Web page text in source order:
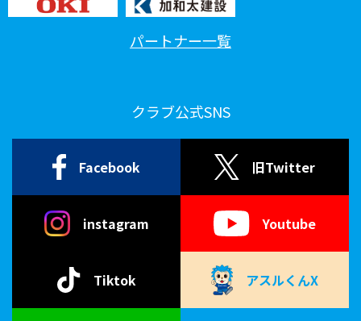
パートナー一覧
クラブ公式SNS
Facebook 旧Twitter
instagram Youtube
Tiktok アスルくんX